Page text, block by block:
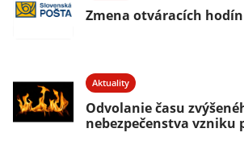
Zmena otváracích hodín
Aktuality
Odvolanie času
nebezpečenstva vzniku